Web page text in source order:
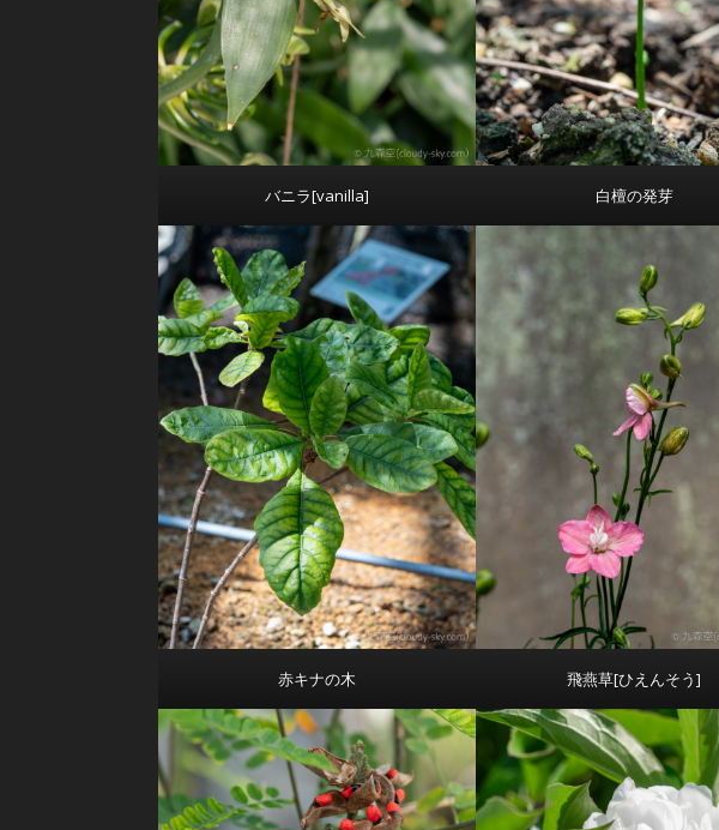
バニラ[vanilla] 白檀の発芽
赤キナの木 飛燕草[ひえんそう]